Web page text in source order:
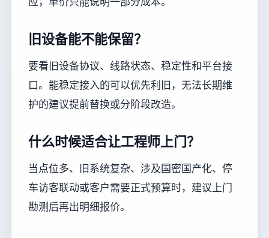
旧设备能不能保留？
要看旧设备协议、线路状态、稳定性和平台接
口。能稳定接入的可以优先利旧，无法长期维
护的建议提前替换或分阶段改造。
什么时候适合让工程师上门？
当点位多、旧系统复杂、涉及国密国产化、停
车访客联动或客户需要正式预算时，建议上门
勘测后再出明细报价。